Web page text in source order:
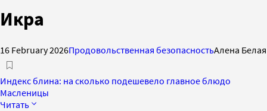
Икра
16 February 2026Продовольственная безопасностьАлена Белая
Индекс блина: на сколько подешевело главное блюдо
Масленицы
Читать